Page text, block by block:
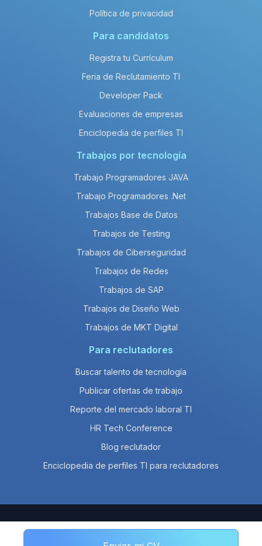
Política de privacidad
Para candidatos
Registra tu Currículum
Feria de Reclutamiento TI
Developer Pack
Evaluaciones de empresas
Enciclopedia de perfiles TI
Trabajos por tecnología
Trabajo Programadores JAVA
Trabajo Programadores .Net
Trabajos Base de Datos
Trabajos de Testing
Trabajos de Ciberseguridad
Trabajos de Redes
Trabajos de SAP
Trabajos de Diseño Web
Trabajos de MKT Digital
Para reclutadores
Buscar talento de tecnología
Publicar ofertas de trabajo
Reporte del mercado laboral TI
HR Tech Conference
Blog reclutador
Enciclopedia de perfiles TI para reclutadores
© 2026 Empleos en Línea SAPI de CV